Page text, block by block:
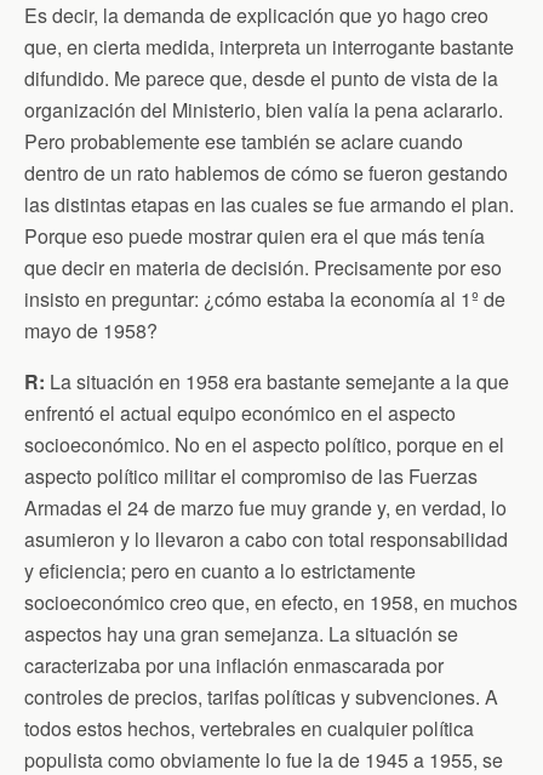
Es decir, la demanda de explicación que yo hago creo
que, en cierta medida, interpreta un interrogante bastante
difundido. Me parece que, desde el punto de vista de la
organización del Ministerio, bien valía la pena aclararlo.
Pero probablemente ese también se aclare cuando
dentro de un rato hablemos de cómo se fueron gestando
las distintas etapas en las cuales se fue armando el plan.
Porque eso puede mostrar quien era el que más tenía
que decir en materia de decisión. Precisamente por eso
insisto en preguntar: ¿cómo estaba la economía al 1º de
mayo de 1958?
R: La situación en 1958 era bastante semejante a la que
enfrentó el actual equipo económico en el aspecto
socioeconómico. No en el aspecto político, porque en el
aspecto político militar el compromiso de las Fuerzas
Armadas el 24 de marzo fue muy grande y, en verdad, lo
asumieron y lo llevaron a cabo con total responsabilidad
y eficiencia; pero en cuanto a lo estrictamente
socioeconómico creo que, en efecto, en 1958, en muchos
aspectos hay una gran semejanza. La situación se
caracterizaba por una inflación enmascarada por
controles de precios, tarifas políticas y subvenciones. A
todos estos hechos, vertebrales en cualquier política
populista como obviamente lo fue la de 1945 a 1955, se